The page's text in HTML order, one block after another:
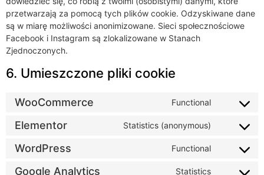
przetwarzają za pomocą tych plików cookie. Odzyskiwane dane
są w miarę możliwości anonimizowane. Sieci społecznościowe
Facebook i Instagram są zlokalizowane w Stanach
Zjednoczonych.
6. Umieszczone pliki cookie
WooCommerce Functional
Elementor Statistics (anonymous)
WordPress Functional
Google Analytics Statistics